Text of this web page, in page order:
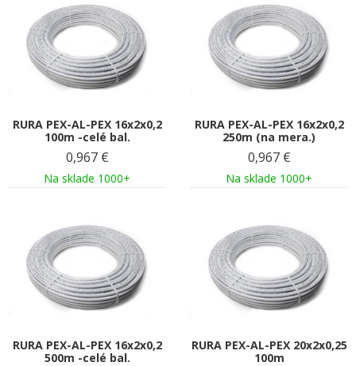
RURA PEX-AL-PEX 16x2x0,2
100m -celé bal.
0,967 €
Na sklade 1000+
RURA PEX-AL-PEX 16x2x0,2
250m (na mera.)
0,967 €
Na sklade 1000+
RURA PEX-AL-PEX 16x2x0,2
500m -celé bal.
RURA PEX-AL-PEX 20x2x0,25
100m